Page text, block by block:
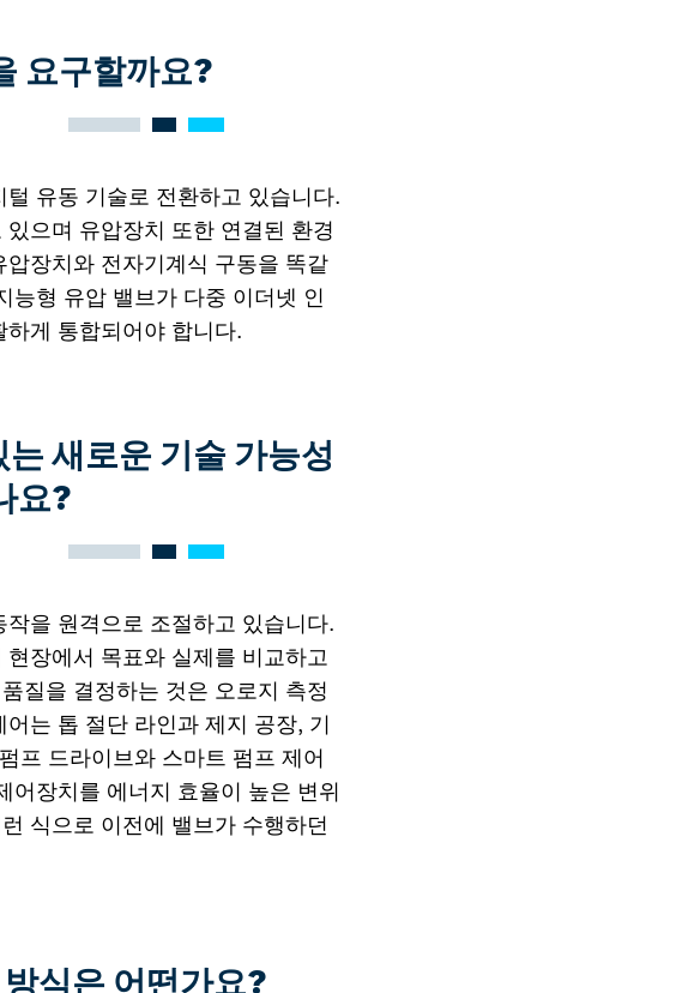
요구할까요?
유동 기술로 전환하고 있습니다.
으며 유압장치 또한 연결된 환경
장치와 전자기계식 구동을 똑같
능형 유압 밸브가 다중 이더넷 인
게 통합되어야 합니다.
새로운 기술 가능성
요?
을 원격으로 조절하고 있습니다.
장에서 목표와 실제를 비교하고
질을 결정하는 것은 오로지 측정
는 톱 절단 라인과 제지 공장, 기
프 드라이브와 스마트 펌프 제어
어장치를 에너지 효율이 높은 변위
식으로 이전에 밸브가 수행하던
식은 어떤가요?